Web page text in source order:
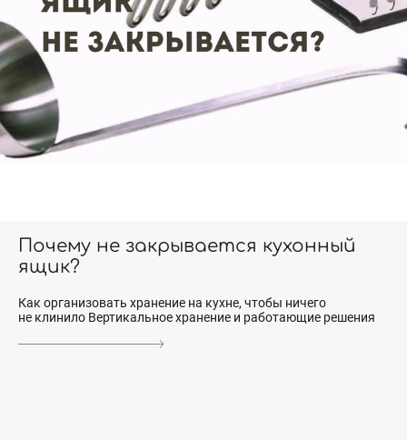
Почему не закрывается кухонный
ящик?
Как организовать хранение на кухне, чтобы ничего
не клинило Вертикальное хранение и работающие решения